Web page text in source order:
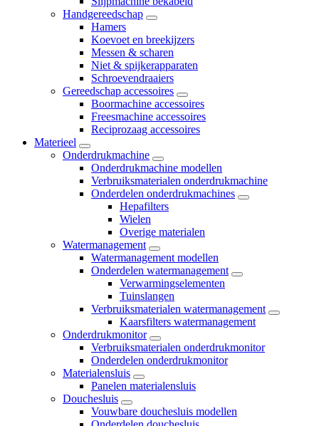
Handgereedschap
Hamers
Koevoet en breekijzers
Messen & scharen
Niet & spijkerapparaten
Schroevendraaiers
Gereedschap accessoires
Boormachine accessoires
Freesmachine accessoires
Reciprozaag accessoires
Materieel
Onderdrukmachine
Onderdrukmachine modellen
Verbruiksmaterialen onderdrukmachine
Onderdelen onderdrukmachines
Hepafilters
Wielen
Overige materialen
Watermanagement
Watermanagement modellen
Onderdelen watermanagement
Verwarmingselementen
Tuinslangen
Verbruiksmaterialen watermanagement
Kaarsfilters watermanagement
Onderdrukmonitor
Verbruiksmaterialen onderdrukmonitor
Onderdelen onderdrukmonitor
Materialensluis
Panelen materialensluis
Douchesluis
Vouwbare douchesluis modellen